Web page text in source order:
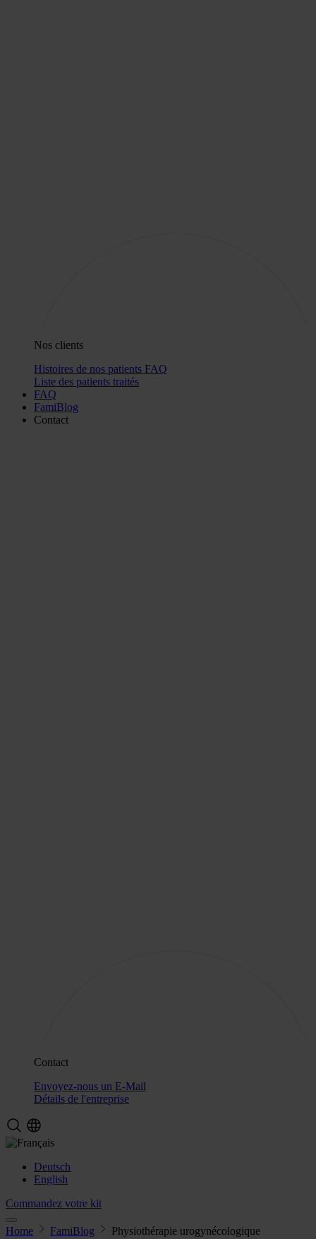
Nos clients
Histoires de nos patients FAQ
Liste des patients traités
FAQ
FamiBlog
Contact
Contact
Envoyez-nous un E-Mail
Détails de l'entreprise
Deutsch
English
Commandez votre kit
Home FamiBlog Physiothérapie urogynécologique